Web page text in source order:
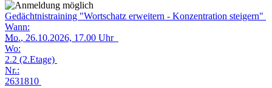
Gedächtnistraining "Wortschatz erweitern - Konzentration steigern"
Wann:
Mo., 26.10.2026, 17.00 Uhr
Wo:
2.2 (2.Etage)
Nr.:
2631810